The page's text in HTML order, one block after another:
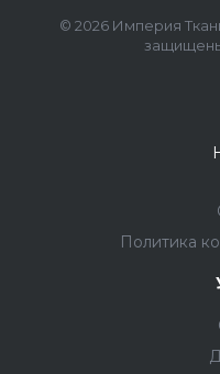
© 2026 Империя
Политика